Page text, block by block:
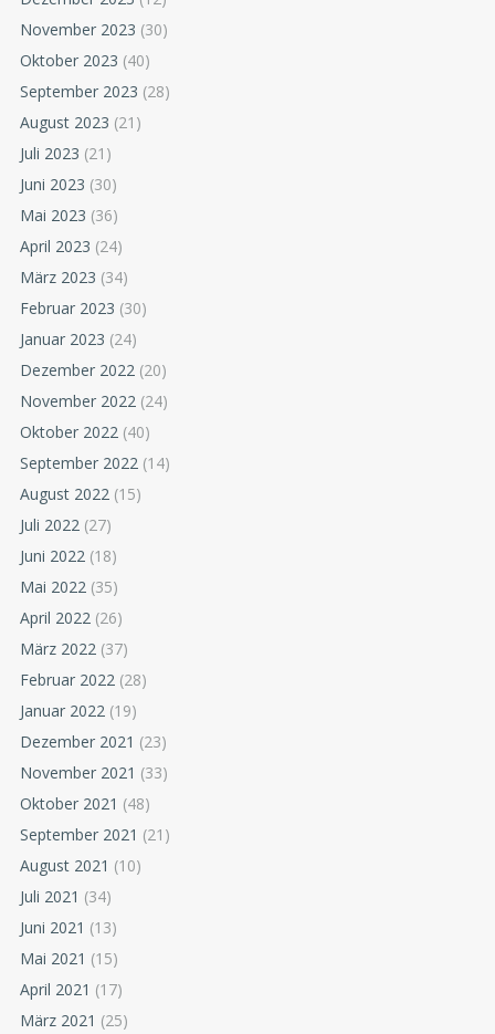
November 2023 (30)
Oktober 2023 (40)
September 2023 (28)
August 2023 (21)
Juli 2023 (21)
Juni 2023 (30)
Mai 2023 (36)
April 2023 (24)
März 2023 (34)
Februar 2023 (30)
Januar 2023 (24)
Dezember 2022 (20)
November 2022 (24)
Oktober 2022 (40)
September 2022 (14)
August 2022 (15)
Juli 2022 (27)
Juni 2022 (18)
Mai 2022 (35)
April 2022 (26)
März 2022 (37)
Februar 2022 (28)
Januar 2022 (19)
Dezember 2021 (23)
November 2021 (33)
Oktober 2021 (48)
September 2021 (21)
August 2021 (10)
Juli 2021 (34)
Juni 2021 (13)
Mai 2021 (15)
April 2021 (17)
März 2021 (25)